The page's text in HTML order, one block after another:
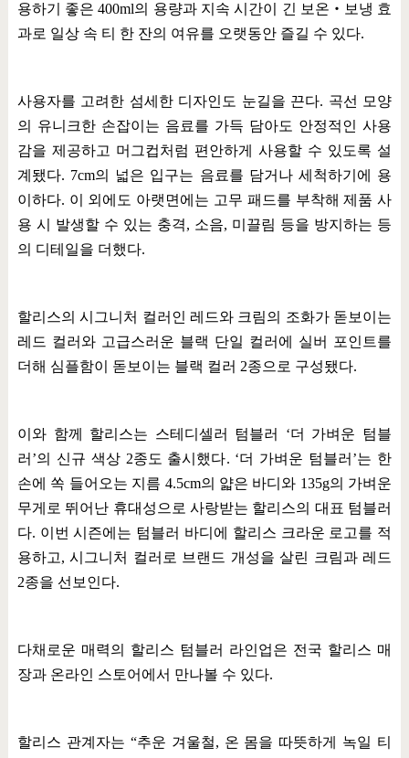
용하기 좋은400ml의 용량과 지속 시간이 긴 보온 ‧ 보냉 효
과로 일상 속 티 한 잔의 여유를 오랫동안 즐길 수 있다.
사용자를 고려한 섬세한 디자인도 눈길을 끈다. 곡선 모양
의 유니크한 손잡이는 음료를 가득 담아도 안정적인 사용
감을 제공하고 머그컵처럼 편안하게 사용할 수 있도록 설
계됐다. 7cm의 넓은 입구는 음료를 담거나 세척하기에 용
이하다. 이 외에도 아랫면에는 고무 패드를 부착해 제품 사
용 시 발생할 수 있는 충격, 소음, 미끌림 등을 방지하는 등
의 디테일을 더했다.
할리스의 시그니처 컬러인 레드와 크림의 조화가 돋보이는
레드 컬러와 고급스러운 블랙 단일 컬러에 실버 포인트를
더해 심플함이 돋보이는 블랙 컬러 2종으로 구성됐다.
이와 함께 할리스는 스테디셀러 텀블러 ‘더 가벼운 텀블
러 ’의 신규 색상 2종도 출시했다. ‘더 가벼운 텀블러 ’는 한
손에 쏙 들어오는 지름 4.5cm의 얇은 바디와 135g의 가벼운
무게로 뛰어난 휴대성으로 사랑받는 할리스의 대표 텀블러
다. 이번 시즌에는 텀블러 바디에 할리스 크라운 로고를 적
용하고,시그니처 컬러로 브랜드 개성을 살린 크림과 레드
2종을 선보인다.
다채로운 매력의 할리스 텀블러 라인업은 전국 할리스 매
장과 온라인 스토어에서 만나볼 수 있다.
할리스 관계자는 “추운 겨울철, 온 몸을 따뜻하게 녹일 티